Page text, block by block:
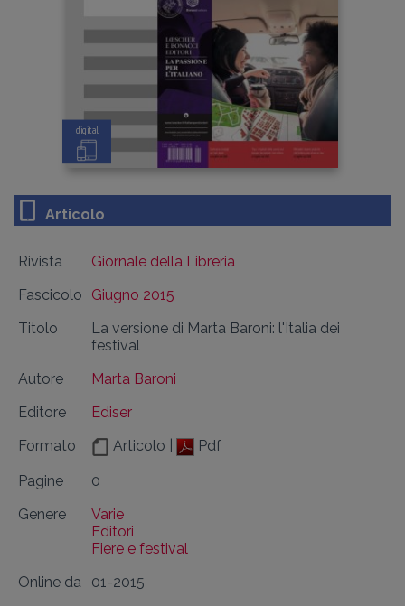
digital
Articolo
Rivista
Giornale della Libreria
Fascicolo
Giugno 2015
Titolo
La versione di Marta Baroni: l'Italia dei
festival
Autore
Marta Baroni
Editore
Ediser
Formato
Articolo | Pdf
Pagine
0
Genere
Varie
Editori
Fiere e festival
Online da
01-2015